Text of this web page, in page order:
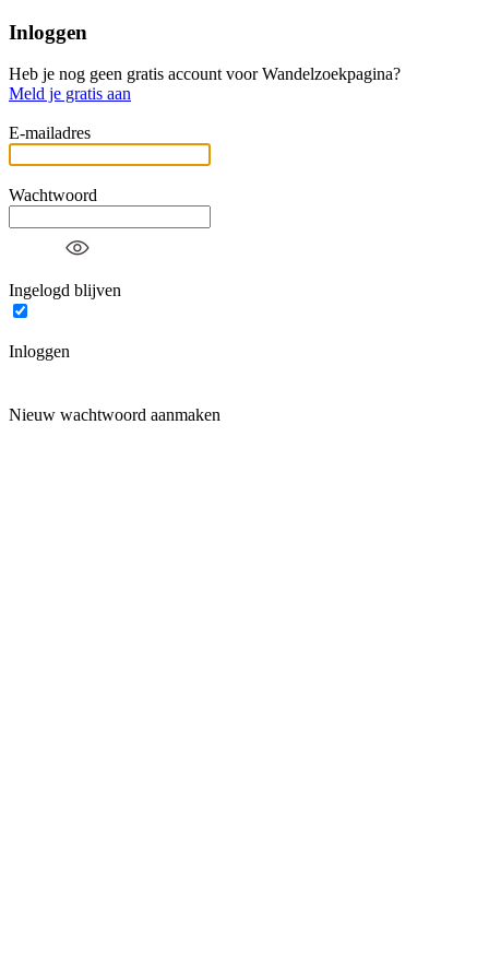
Inloggen
Heb je nog geen gratis account voor Wandelzoekpagina?
Meld je gratis aan
E-mailadres
Wachtwoord
Ingelogd blijven
Inloggen
Nieuw wachtwoord aanmaken